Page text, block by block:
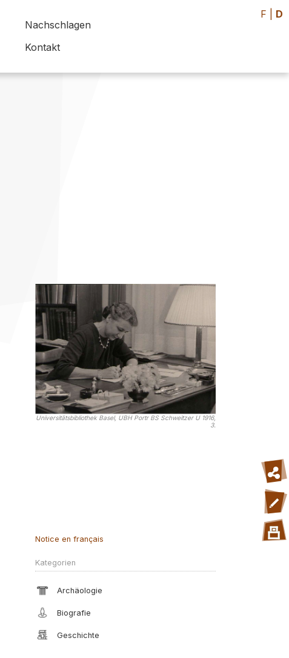
Nachschlagen
Kontakt
F D
Universitätsbibliothek Basel, UBH Portr BS Schweitzer U 1916,
3.
Notice en français
Kategorien
Archäologie
Biografie
Geschichte